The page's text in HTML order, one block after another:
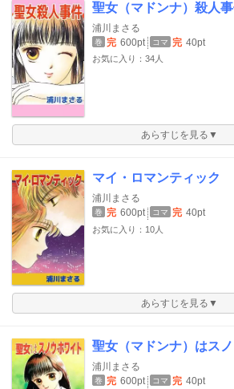
聖女（マドンナ）殺人
浦川まさる
巻 完 600pt コマ 完 40pt
お気に入り：34人
あらすじを見る▼
マイ・ロマンティック
浦川まさる
巻 完 600pt コマ 完 40pt
お気に入り：10人
あらすじを見る▼
聖女（マドンナ）はス
浦川まさる
巻 完 600pt コマ 完 40pt